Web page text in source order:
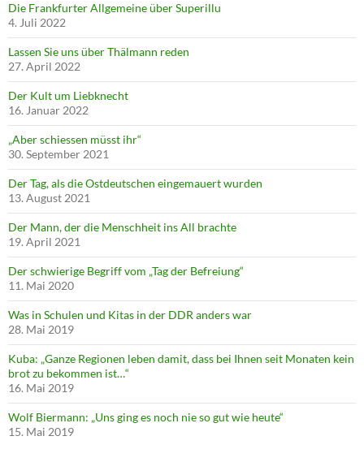
Die Frankfurter Allgemeine über Superillu
4. Juli 2022
Lassen Sie uns über Thälmann reden
27. April 2022
Der Kult um Liebknecht
16. Januar 2022
„Aber schiessen müsst ihr“
30. September 2021
Der Tag, als die Ostdeutschen eingemauert wurden
13. August 2021
Der Mann, der die Menschheit ins All brachte
19. April 2021
Der schwierige Begriff vom „Tag der Befreiung“
11. Mai 2020
Was in Schulen und Kitas in der DDR anders war
28. Mai 2019
Kuba: „Ganze Regionen leben damit, dass bei Ihnen seit Monaten kein
brot zu bekommen ist…“
16. Mai 2019
Wolf Biermann: „Uns ging es noch nie so gut wie heute“
15. Mai 2019